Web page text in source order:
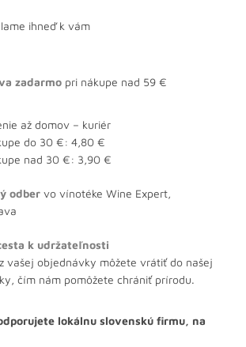
ihneď k vám
zadarmo pri nákupe nad 59 €
až domov – kuriér
do 30 €: 4,80 €
nad 30 €: 3,90 €
odber vo vínotéke Wine Expert,
k udržateľnosti
vašej objednávky môžete vrátiť do našej
čím nám pomôžete chrániť prírodu.
lokálnu slovenskú firmu, na